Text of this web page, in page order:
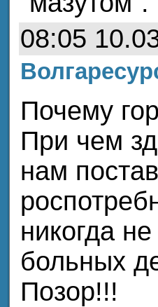
08:05
Почему
При чем
нам
никогда
больных
Позор!!!